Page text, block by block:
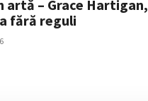
artă – Grace Hartigan,
fără reguli